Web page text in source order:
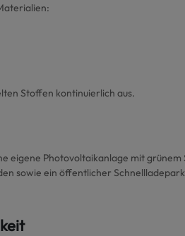
Stoffen kontinuierlich aus.
eigene Photovoltaikanlage mit
sowie ein öffentlicher